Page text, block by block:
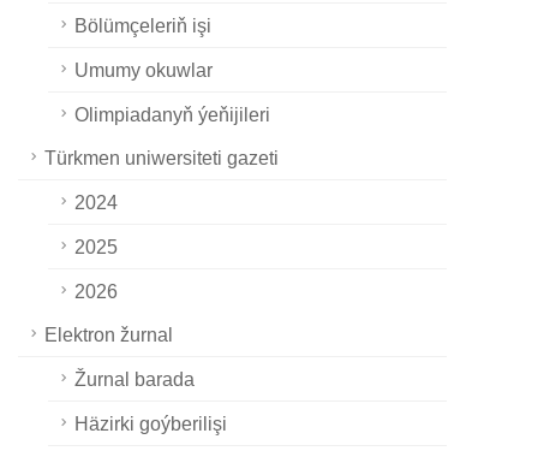
Bölümçeleriň işi
Umumy okuwlar
Olimpiadanyň ýeňijileri
Türkmen uniwersiteti gazeti
2024
2025
2026
Elektron žurnal
Žurnal barada
Häzirki goýberilişi